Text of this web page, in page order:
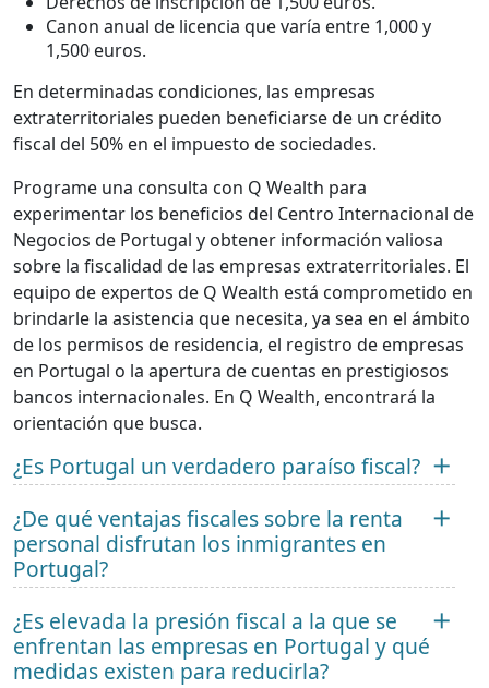
Canon anual de licencia que varía entre 1,000 y
1,500 euros.
En determinadas condiciones, las empresas
extraterritoriales pueden beneficiarse de un crédito
fiscal del 50% en el impuesto de sociedades.
Programe una consulta con Q Wealth para
experimentar los beneficios del Centro Internacional de
Negocios de Portugal y obtener información valiosa
sobre la fiscalidad de las empresas extraterritoriales. El
equipo de expertos de Q Wealth está comprometido en
brindarle la asistencia que necesita, ya sea en el ámbito
de los permisos de residencia, el registro de empresas
en Portugal o la apertura de cuentas en prestigiosos
bancos internacionales. En Q Wealth, encontrará la
orientación que busca.
¿Es Portugal un verdadero paraíso fiscal?
¿De qué ventajas fiscales sobre la renta
personal disfrutan los inmigrantes en
Portugal?
¿Es elevada la presión fiscal a la que se
enfrentan las empresas en Portugal y qué
medidas existen para reducirla?